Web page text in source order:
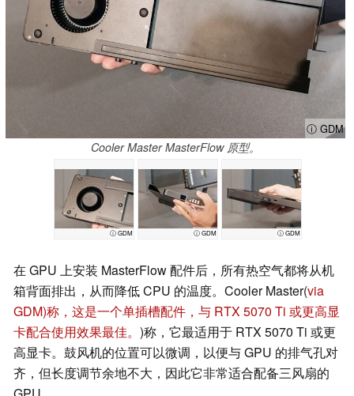
ⓘ GDM
Cooler Master MasterFlow 原型。
ⓘ GDM ⓘ GDM ⓘ GDM
在 GPU 上安装 MasterFlow 配件后，所有热空气都将从机
箱背面排出，从而降低 CPU 的温度。Cooler Master(via
GDM)称，这是一个单插槽配件，与 RTX 5070 Ti 或更高显
卡配合使用效果最佳。 )称，它最适用于 RTX 5070 Ti 或更
高显卡。鼓风机的位置可以微调，以便与 GPU 的排气孔对
齐，但长度调节余地不大，因此它非常适合配备三风扇的